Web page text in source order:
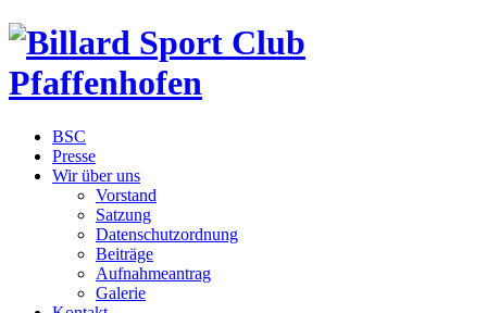
BSC
Presse
Wir über uns
Vorstand
Satzung
Datenschutzordnung
Beiträge
Aufnahmeantrag
Galerie